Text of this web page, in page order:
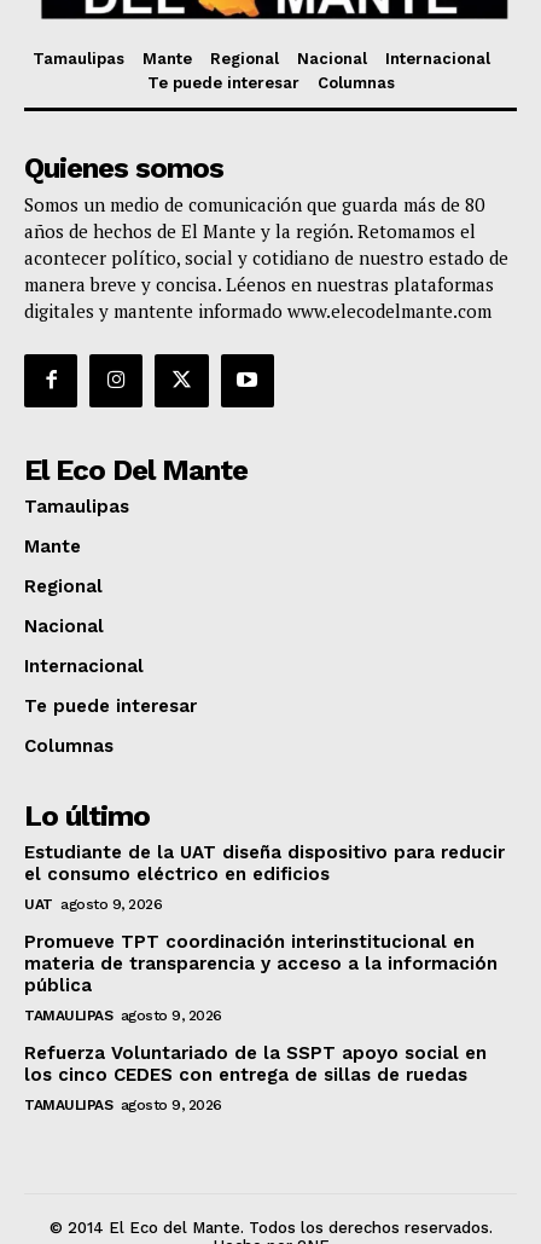
Tamaulipas Mante Regional Nacional
Internacional
Te puede interesar
Columnas
Quienes somos
Somos un medio de comunicación que guarda más de 80
años de hechos de El Mante y la región. Retomamos el
acontecer político, social y cotidiano de nuestro estado de
manera breve y concisa. Léenos en nuestras plataformas
digitales y mantente informado www.elecodelmante.com
El Eco Del Mante
Tamaulipas
Mante
Regional
Nacional
Internacional
Te puede interesar
Columnas
Lo último
Estudiante de la UAT diseña dispositivo para reducir
el consumo eléctrico en edificios
UAT agosto 9, 2026
Promueve TPT coordinación interinstitucional en
materia de transparencia y acceso a la información
pública
TAMAULIPAS agosto 9, 2026
Refuerza Voluntariado de la SSPT apoyo social en
los cinco CEDES con entrega de sillas de ruedas
TAMAULIPAS agosto 9, 2026
© 2014 El Eco del Mante. Todos los derechos reservados.